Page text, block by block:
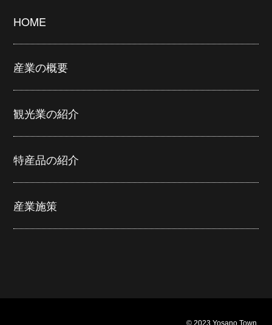
HOME
産業の概要
観光業の紹介
特産品の紹介
産業施策
© 2023 Yosano Town.